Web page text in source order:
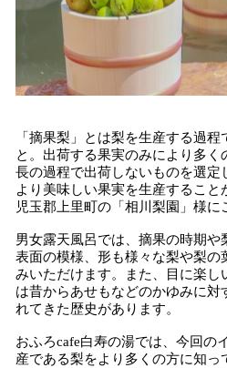
「摘果梨」とは梨を生産する過
と。出荷する果実のみにより多
長の過程で出荷しないものを選定
より美味しい果実を生産すること
児玉郡上里町の「相川梨園」様に
男女露天風呂では、摘果の時期
表面の模様、形も様々な梨や梨の
みいただけます。また、目に楽し
は昔からあせもなどのかゆみに対
れてきた歴史があります。
おふろcafe白寿の湯では、今回の
産である梨をより多くの方に知